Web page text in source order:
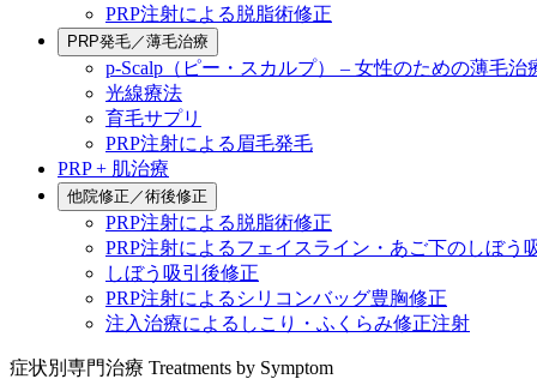
PRP注射による脱脂術修正
PRP発毛／薄毛治療
p-Scalp（ピー・スカルプ） – 女性のための薄毛治
光線療法
育毛サプリ
PRP注射による眉毛発毛
PRP + 肌治療
他院修正／術後修正
PRP注射による脱脂術修正
PRP注射によるフェイスライン・あご下のしぼう
しぼう吸引後修正
PRP注射によるシリコンバッグ豊胸修正
注入治療によるしこり・ふくらみ修正注射
症状別専門治療 Treatments by Symptom